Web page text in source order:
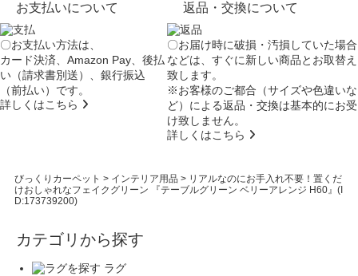
お支払いについて
〇お支払い方法は、
カード決済、Amazon Pay、後払
い（請求書別送）、銀行振込
（前払い）です。
詳しくはこちら
返品・交換について
〇お届け時に破損・汚損していた場合
などは、すぐに新しい商品とお取替え
致します。
※お客様のご都合（サイズや色違いな
ど）による返品・交換は基本的にお受
け致しません。
詳しくはこちら
びっくりカーペット > インテリア用品 > リアルなのにお手入れ不要！置くだ
けおしゃれなフェイクグリーン 『テーブルグリーン ベリーアレンジ H60』(I
D:173739200)
カテゴリから探す
ラグ